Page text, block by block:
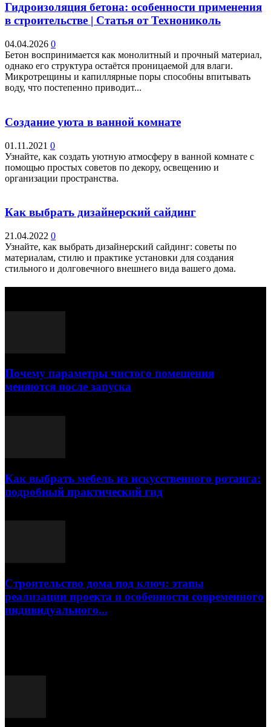
Гидроизоляция бетона: особенности применения
в строительстве | Статья от Технониколь
04.04.2026 0
Бетон воспринимается как монолитный и прочный материал,
однако его структура остаётся проницаемой для влаги.
Микротрещины и капиллярные поры способны впитывать
воду, что постепенно приводит...
Создание уюта в ванной комнате
01.11.2021 0
Узнайте, как создать уютную атмосферу в ванной комнате с
помощью простых советов по декору, освещению и
организации пространства.
Как выбрать дизайнерский сайдинг
21.04.2022 0
Узнайте, как выбрать дизайнерский сайдинг: советы по
материалам, стилю и практике установки для создания
стильного и долговечного внешнего вида вашего дома.
Почему параметры чистого помещения
меняются после запуска
Как выбрать мебель из искусственного ротанга:
подробный практический гид
Строительство дома под ключ: этапы
реализации проекта и особенности современного
индивидуального...